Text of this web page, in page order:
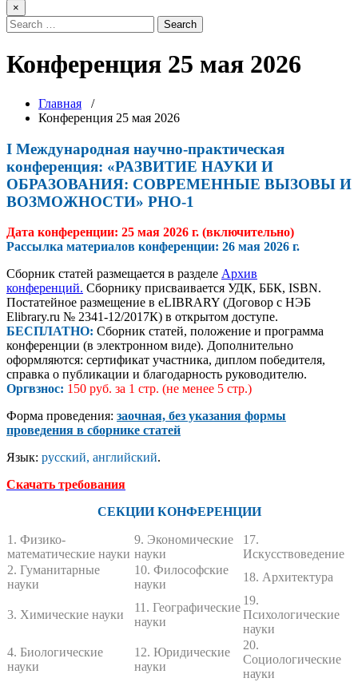
×
Конференция 25 мая 2026
Главная /
Конференция 25 мая 2026
I Международная научно-практическая
конференция: «РАЗВИТИЕ НАУКИ И
ОБРАЗОВАНИЯ: СОВРЕМЕННЫЕ ВЫЗОВЫ И
ВОЗМОЖНОСТИ» РНО-1
Дата конференции: 25 мая 2026 г. (включительно)
Рассылка материалов конференции: 26 мая 2026 г.
Сборник статей размещается в разделе Архив
конференций. Сборнику присваивается УДК, ББК, ISBN.
Постатейное размещение в eLIBRARY (Договор с НЭБ
Elibrary.ru № 2341-12/2017К) в открытом доступе.
БЕСПЛАТНО: Сборник статей, положение и программа
конференции (в электронном виде). Дополнительно
оформляются: сертификат участника, диплом победителя,
справка о публикации и благодарность руководителю.
Оргвзнос: 150 руб. за 1 стр. (не менее 5 стр.)
Форма проведения: заочная, без указания формы
проведения в сборнике статей
Язык: русский, английский.
Скачать требования
СЕКЦИИ КОНФЕРЕНЦИИ
1. Физико-
математические науки
9. Экономические
науки
17.
Искусствоведение
2. Гуманитарные
науки
10. Философские
науки
18. Архитектура
3. Химические науки
11. Географические
науки
19.
Психологические
науки
4. Биологические
науки
12. Юридические
науки
20.
Социологические
науки